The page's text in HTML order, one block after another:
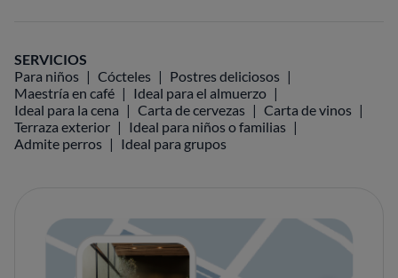
SERVICIOS
Para niños
Cócteles
Postres deliciosos
Maestría en café
Ideal para el almuerzo
Ideal para la cena
Carta de cervezas
Carta de vinos
Terraza exterior
Ideal para niños o familias
Admite perros
Ideal para grupos